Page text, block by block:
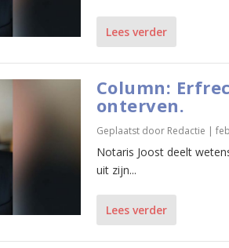
Lees verder
Column:
onterven.
Geplaatst door Redactie |
Notaris Joost deelt
uit zijn...
Lees verder